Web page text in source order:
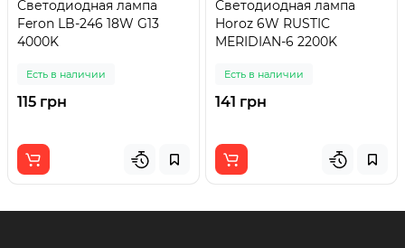
Светодиодная лампа
Feron LB-246 18W G13
4000K
Есть в наличии
115 грн
Светодиодная лампа
Horoz 6W RUSTIC
MERIDIAN-6 2200K
Есть в наличии
141 грн